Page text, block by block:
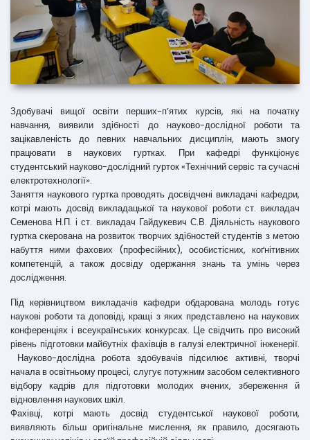
Здобувачі вищої освіти перших-п’ятих курсів, які на початку
навчання, виявили здібності до науково-дослідної роботи та
зацікавленість до певних навчальних дисциплін, мають змогу
працювати в наукових гуртках. При кафедрі функціонує
студентський науково-дослідний гурток «Технічний сервіс та сучасні
електротехнології».
Заняття наукового гуртка проводять досвідчені викладачі кафедри,
котрі мають досвід викладацької та наукової роботи ст. викладач
Семенова Н.П. і ст. викладач Гайдукевич С.В. Діяльність наукового
гуртка скерована на розвиток творчих здібностей студентів з метою
набуття ними фахових (професійних), особистісних, коґнітивних
компетенцій, а також досвіду одержання знань та умінь через
дослідження.
Під керівництвом викладачів кафедри обдарована молодь готує
наукові роботи та доповіді, кращі з яких представлено на наукових
конференціях і всеукраїнських конкурсах. Це свідчить про високий
рівень підготовки майбутніх фахівців в галузі електричної інженерії.
Науково-дослідна робота здобувачів підсилює активні, творчі
начала в освітньому процесі, слугує потужним засобом селективного
відбору кадрів для підготовки молодих вчених, збереження й
відновлення наукових шкіл.
Фахівці, котрі мають досвід студентської наукової роботи,
виявляють більш оригінальне мислення, як правило, досягають